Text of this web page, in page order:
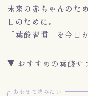
未来の赤ちゃんのた
日のために。
「葉酸習慣」を今日
▼ おすすめの葉酸サ
あわせて読みたい